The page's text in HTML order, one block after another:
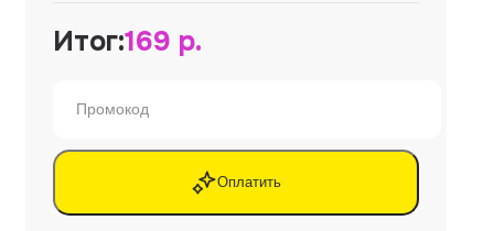
Итог:169 р.
Оплатить